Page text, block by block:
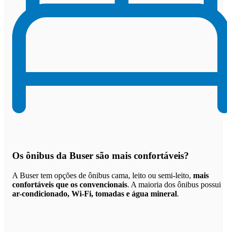
Os ônibus da Buser são mais confortáveis?
A Buser tem opções de ônibus cama, leito ou semi-leito, mais
confortáveis que os convencionais. A maioria dos ônibus possui
ar-condicionado, Wi-Fi, tomadas e água mineral.